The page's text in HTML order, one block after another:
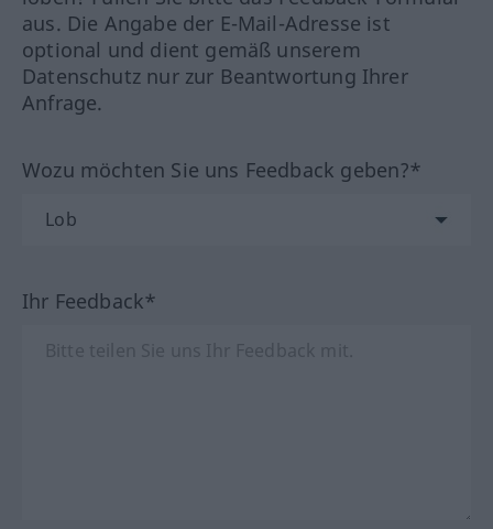
aus. Die Angabe der E-Mail-Adresse ist
optional und dient gemäß unserem
Datenschutz nur zur Beantwortung Ihrer
Anfrage.
Wozu möchten Sie uns Feedback geben?*
Ihr Feedback*